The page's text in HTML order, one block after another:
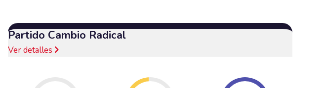
Partido Cambio Radical
Ver detalles